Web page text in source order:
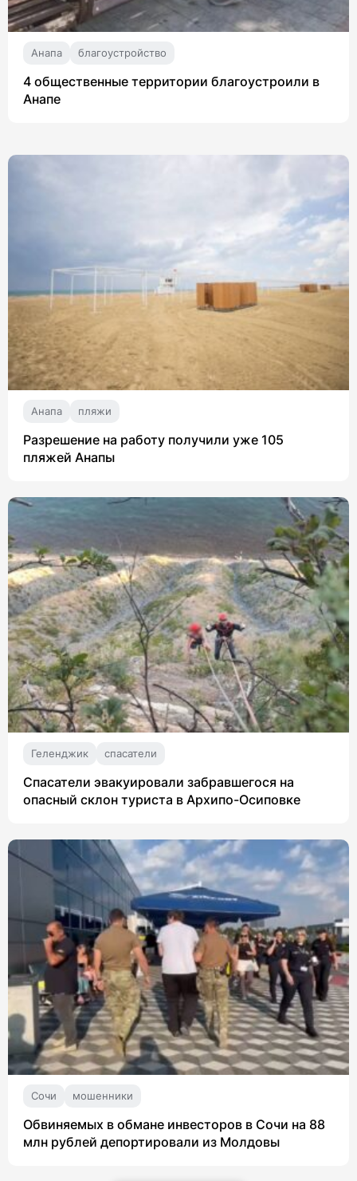
Анапа благоустройство
4 общественные территории благоустроили в
Анапе
Анапа пляжи
Разрешение на работу получили уже 105
пляжей Анапы
Геленджик спасатели
Спасатели эвакуировали забравшегося на
опасный склон туриста в Архипо-Осиповке
Сочи мошенники
Обвиняемых в обмане инвесторов в Сочи на 88
млн рублей депортировали из Молдовы